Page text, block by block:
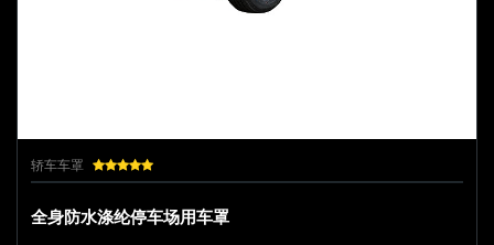
轿车车罩
全身防水涤纶停车场用车罩